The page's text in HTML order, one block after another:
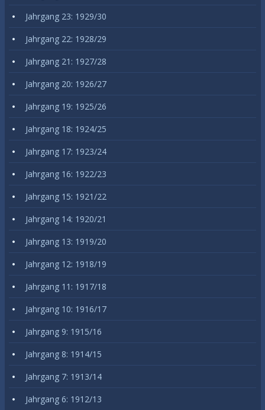
Jahrgang 23: 1929/30
Jahrgang 22: 1928/29
Jahrgang 21: 1927/28
Jahrgang 20: 1926/27
Jahrgang 19: 1925/26
Jahrgang 18: 1924/25
Jahrgang 17: 1923/24
Jahrgang 16: 1922/23
Jahrgang 15: 1921/22
Jahrgang 14: 1920/21
Jahrgang 13: 1919/20
Jahrgang 12: 1918/19
Jahrgang 11: 1917/18
Jahrgang 10: 1916/17
Jahrgang 9: 1915/16
Jahrgang 8: 1914/15
Jahrgang 7: 1913/14
Jahrgang 6: 1912/13